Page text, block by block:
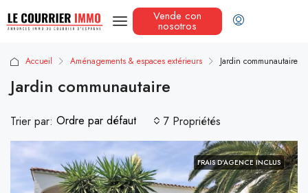
Vende con
nosotros
Accueil Aménagements & espaces extérieurs Jardin communautaire
Jardin communautaire
7 Propriétés
Trier par: Ordre par défaut
FRAIS D'AGENCE INCLUS